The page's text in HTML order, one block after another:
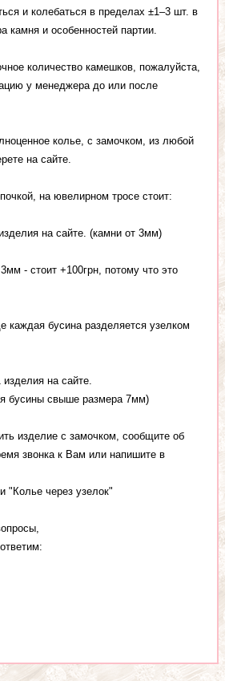
и колебаться в пределах ±1–3 шт. в
камня и особенностей партии.
количество камешков, пожалуйста,
у менеджера до или после
колье, с замочком, из любой
на сайте.
на ювелирном тросе стоит:
на сайте. (камни от 3мм)
- стоит +100грн, потому что это
каждая бусина разделяется узелком
изделия на сайте.
бусины свыше размера 7мм)
изделие с замочком, сообщите об
звонка к Вам или напишите в
"Колье через узелок"